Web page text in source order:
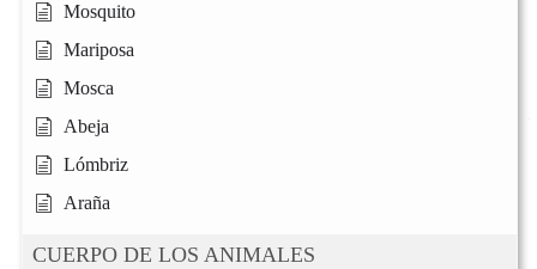
Mosquito
Mariposa
Mosca
Abeja
Lómbriz
Araña
CUERPO DE LOS ANIMALES